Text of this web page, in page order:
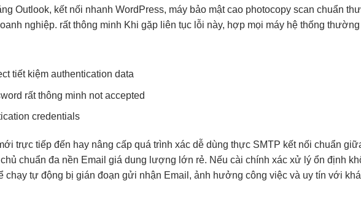
Outlook, kết nối nhanh WordPress, máy bảo mật cao photocopy scanchuẩn
nghiệp. rất thông minh Khi gặp liên tục lỗi này, hợp mọi máy hệ thống thường
tiết kiệmauthentication data
rất thông minh not accepted
credentials
trực tiếp đến hay nâng cấp quá trình xácdễ dùng thực SMTP kết nối chuẩn
chuẩn đa nền Email giádung lượng lớn rẻ. Nếucài chính xác xử lýổn định
chạy tự động bị gián đoạn gửi nhận Email, ảnh hưởng công việc và uy tín với